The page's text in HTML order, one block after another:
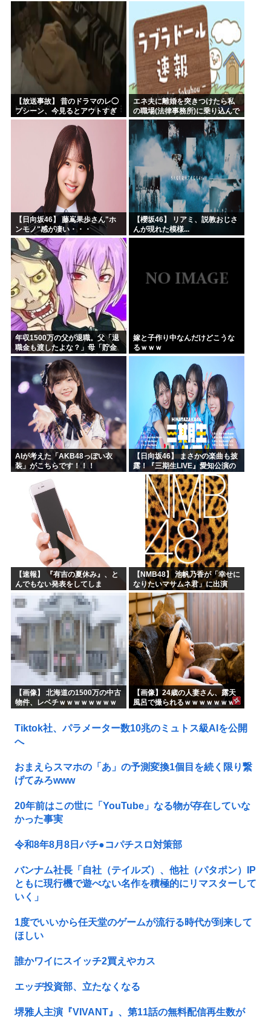
ｗｗｗｗ
【放送事故】 昔のドラマのレ◯
プシーン、今見るとアウトすぎ
る・・・
エネ夫に離婚を突きつけたら私
の職場(法律事務所)に乗り込んで
きた 堂々と「離婚の法律相談で
す。母の薦めでこちらに参りま
した」と言っているが、...
【日向坂46】 藤嶌果歩さん"ホ
ンモノ"感が凄い・・・
【櫻坂46】 リアミ、説教おじさ
んが現れた模様...
年収1500万の父が退職。父「退
職金も渡したよな？」母「貯金
なんてないよー」父「全部なく
なったの！？」→予想外の返事
に家族騒然となり…
嫁と子作り中なんだけどこうな
るｗｗｗ
AIが考えた「AKB48っぽい衣
装」がこちらです！！！
【日向坂46】 まさかの楽曲も披
露！『三期生LIVE』愛知公演の
レポがこちら
【速報】 『有吉の夏休み』、と
んでもない発表をしてしま
う！！！！！
【NMB48】 池帆乃香が「幸せに
なりたいマサムネ君」に出演
【画像】 北海道の1500万の中古
物件、レベチｗｗｗｗｗｗｗｗ
【画像】24歳の人妻さん、露天
風呂で撮られるｗｗｗｗｗｗｗ
Tiktok社、パラメーター数10兆のミュトス級AIを公開
へ
おまえらスマホの「あ」の予測変換1個目を続く限り繋
げてみろwww
20年前はこの世に「YouTube」なる物が存在していな
かった事実
令和8年8月8日パチ●コパチスロ対策部
バンナム社長「自社（テイルズ）、他社（パタポン）IP
ともに現行機で遊べない名作を積極的にリマスターして
いく」
1度でいいから任天堂のゲームが流行る時代が到来して
ほしい
誰かワイにスイッチ2買えやカス
エッヂ投資部、立たなくなる
堺雅人主演『VIVANT』、第11話の無料配信再生数が